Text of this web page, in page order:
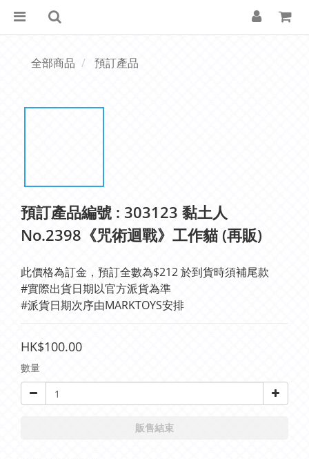
全部商品 預訂產品
預訂產品編號 : 303123 黏土人
No.2398《咒術迴戰》工作貓 (再販)
此價格為訂金，預訂全數為$212 於到貨時須補尾款
#實際出貨日期以官方派貨為準
#派貨日期次序由MARKTOYS安排
HK$100.00
數量
販售結束